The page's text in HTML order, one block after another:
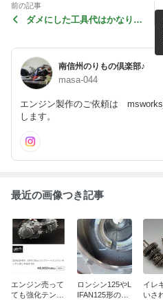
前の記事
ダメにした工具代はかなり痛
南信州のりもの倶楽部♪
masa-044
エンジン製作のご依頼は
します。
最近の画像つき記事
エンジン売って
ても強化テンシ
ロンシン125やL
IFAN125形のヘ
イレ
いさ